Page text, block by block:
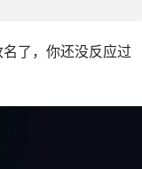
了，你还没反应过